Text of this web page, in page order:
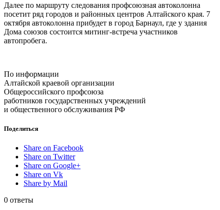
Далее по маршруту следования профсоюзная автоколонна
посетит ряд городов и районных центров Алтайского края. 7
октября автоколонна прибудет в город Барнаул, где у здания
Дома союзов состоится митинг-встреча участников
автопробега.
По информации
Алтайской краевой организации
Общероссийского профсоюза
работников государственных учреждений
и общественного обслуживания РФ
Поделиться
Share on Facebook
Share on Twitter
Share on Google+
Share on Vk
Share by Mail
0 ответы